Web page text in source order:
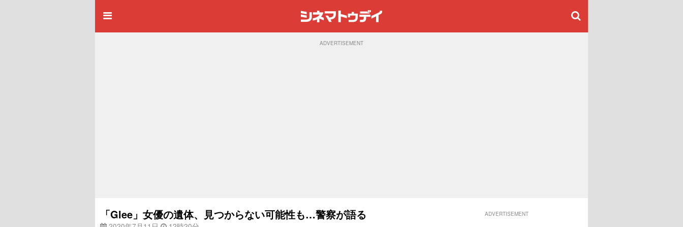
ADVERTISEMENT
「Glee」女優の遺体、見つからない可能性も…警察が語る ADVERTISEMENT